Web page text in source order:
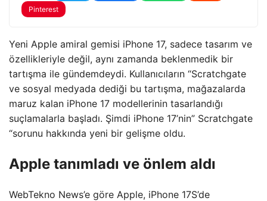
Pinterest
Yeni Apple amiral gemisi iPhone 17, sadece tasarım ve
özellikleriyle değil, aynı zamanda beklenmedik bir
tartışma ile gündemdeydi. Kullanıcıların “Scratchgate
ve sosyal medyada dediği bu tartışma, mağazalarda
maruz kalan iPhone 17 modellerinin tasarlandığı
suçlamalarla başladı. Şimdi iPhone 17’nin” Scratchgate
“sorunu hakkında yeni bir gelişme oldu.
Apple tanımladı ve önlem aldı
WebTekno News’e göre Apple, iPhone 17S’de